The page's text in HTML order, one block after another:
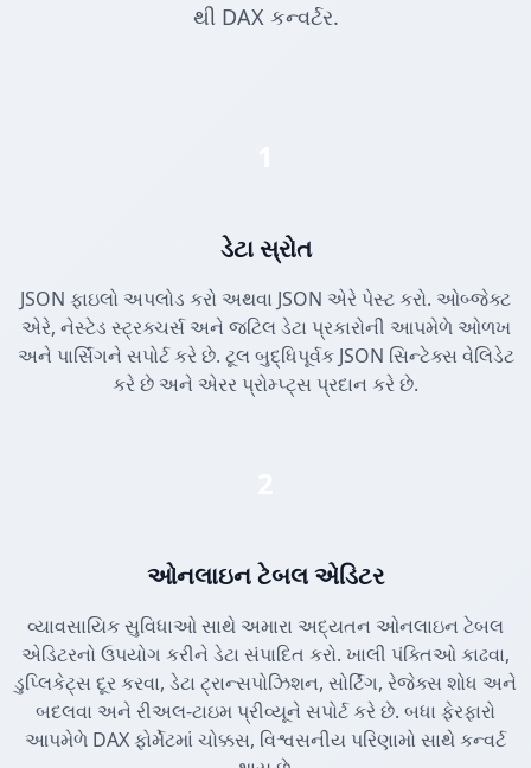
થી DAX કન્વર્ટર.
ડેટા સ્રોત
JSON ફાઇલો અપલોડ કરો અથવા JSON એરે પેસ્ટ કરો. ઓબ્જેક્ટ
એરે, નેસ્ટેડ સ્ટ્રક્ચર્સ અને જટિલ ડેટા પ્રકારોની આપમેળે ઓળખ
અને પાર્સિંગને સપોર્ટ કરે છે. ટૂલ બુદ્ધિપૂર્વક JSON સિન્ટેક્સ વેલિડેટ
કરે છે અને એરર પ્રોમ્પ્ટ્સ પ્રદાન કરે છે.
ઓનલાઇન ટેબલ એડિટર
વ્યાવસાયિક સુવિધાઓ સાથે અમારા અદ્યતન ઓનલાઇન ટેબલ
એડિટરનો ઉપયોગ કરીને ડેટા સંપાદિત કરો. ખાલી પંક્તિઓ કાઢવા,
ડુપ્લિકેટ્સ દૂર કરવા, ડેટા ટ્રાન્સપોઝિશન, સોર્ટિંગ, રેજેક્સ શોધ અને
બદલવા અને રીઅલ-ટાઇમ પ્રીવ્યૂને સપોર્ટ કરે છે. બધા ફેરફારો
આપમેળે DAX ફોર્મેટમાં ચોક્કસ, વિશ્વસનીય પરિણામો સાથે કન્વર્ટ